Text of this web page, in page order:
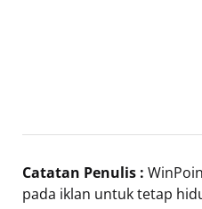
Catatan Penulis :
pada iklan untuk tetap